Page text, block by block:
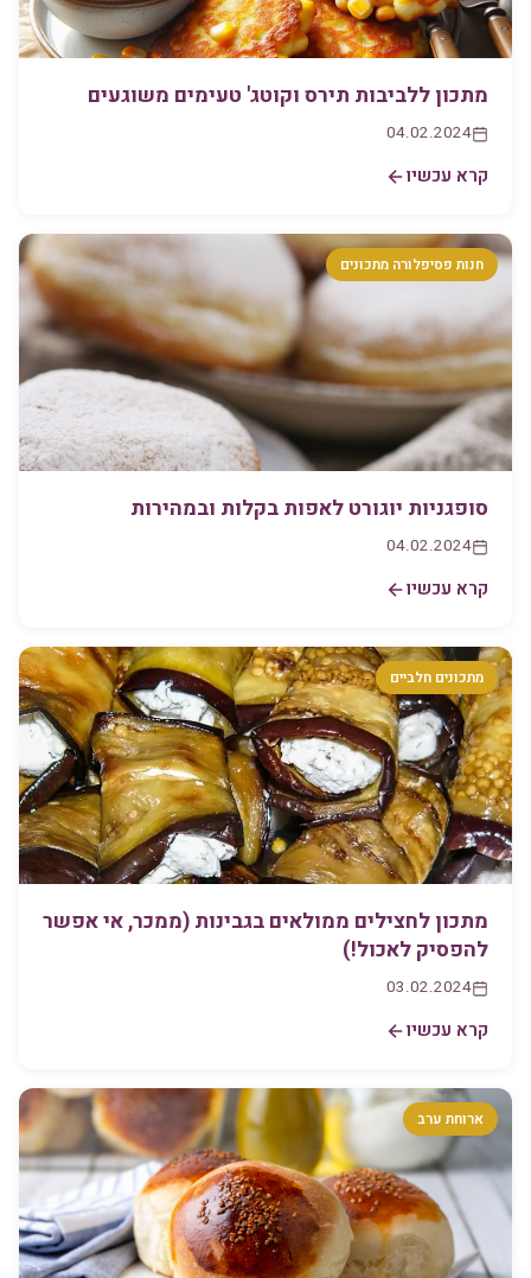
מתכון ללביבות תירס וקוטג' טעימים משוגעים
04.02.2024
קרא עכשיו
חנות פסיפלורה מתכונים
סופגניות יוגורט לאפות בקלות ובמהירות
04.02.2024
קרא עכשיו
מתכונים חלביים
מתכון לחצילים ממולאים בגבינות (ממכר, אי אפשר
להפסיק לאכול!)
03.02.2024
קרא עכשיו
ארוחת ערב